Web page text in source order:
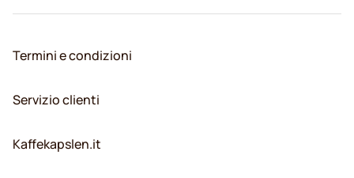
Termini e condizioni
Servizio clienti
Kaffekapslen.it